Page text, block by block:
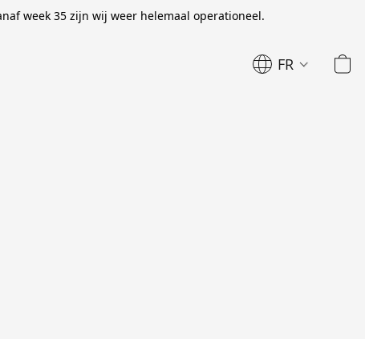
week 35 zijn wij weer helemaal operationeel.
FR